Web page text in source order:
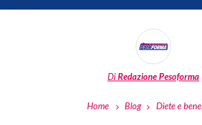
DiRedazione Pesoforma
Home Blog Diete e